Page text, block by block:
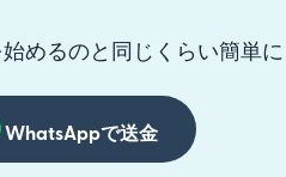
めるのと同じくらい簡単
WhatsAppで送金